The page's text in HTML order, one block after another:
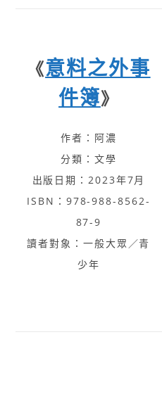
《意料之外事
件簿》
作者：阿濃
分類：文學
出版日期：2023年7月
ISBN：978-988-8562-
87-9
讀者對象：一般大眾／青
少年